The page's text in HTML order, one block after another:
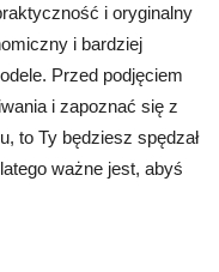
i oryginalny
i bardziej
Przed podjęciem
i zapoznać się z
to Ty będziesz spędzał
ważne jest, abyś